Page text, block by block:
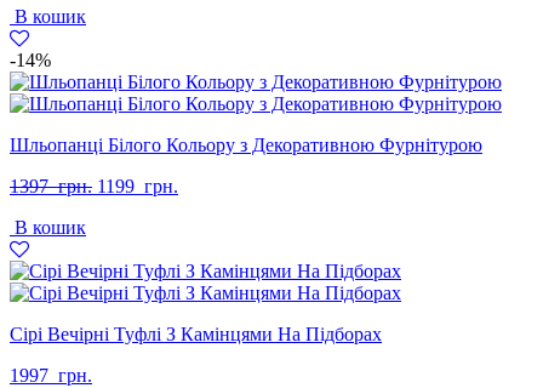
В кошик
-14%
Шльопанці Білого Кольору з Декоративною Фурнітурою
1397 грн. Оригінальна
1199 грн.
В кошик
Сірі Вечірні Туфлі З Камінцями На Підборах
1997 грн.